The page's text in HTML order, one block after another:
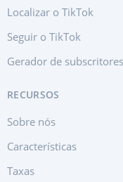
Localizar o TikTok
Seguir o TikTok
Gerador de
RECURSOS
Sobre nós
Características
Taxas